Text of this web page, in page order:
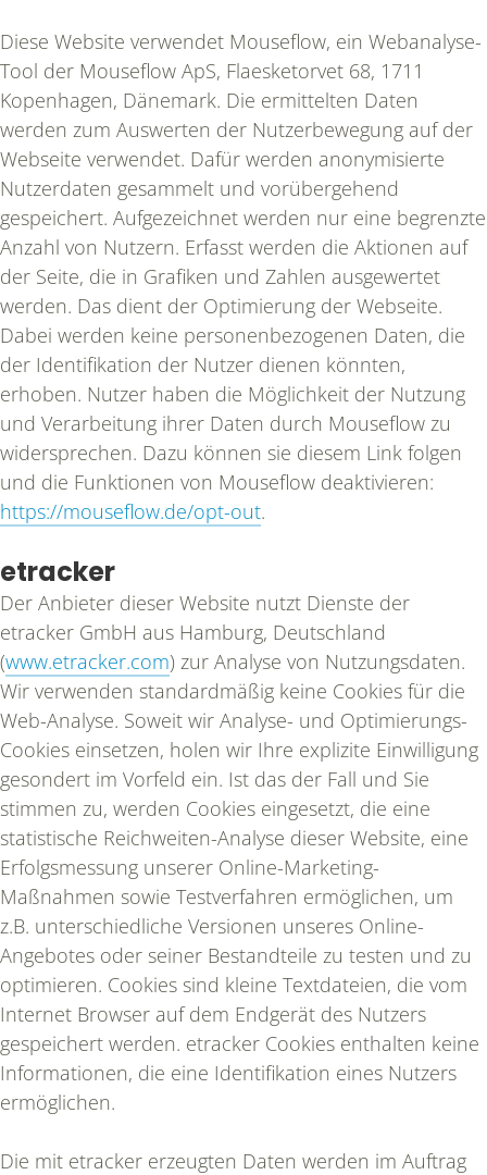
Diese Website verwendet Mouseflow, ein Webanalyse-
Tool der Mouseflow ApS, Flaesketorvet 68, 1711
Kopenhagen, Dänemark. Die ermittelten Daten
werden zum Auswerten der Nutzerbewegung auf der
Webseite verwendet. Dafür werden anonymisierte
Nutzerdaten gesammelt und vorübergehend
gespeichert. Aufgezeichnet werden nur eine begrenzte
Anzahl von Nutzern. Erfasst werden die Aktionen auf
der Seite, die in Grafiken und Zahlen ausgewertet
werden. Das dient der Optimierung der Webseite.
Dabei werden keine personenbezogenen Daten, die
der Identifikation der Nutzer dienen könnten,
erhoben. Nutzer haben die Möglichkeit der Nutzung
und Verarbeitung ihrer Daten durch Mouseflow zu
widersprechen. Dazu können sie diesem Link folgen
und die Funktionen von Mouseflow deaktivieren:
https://mouseflow.de/opt-out.
etracker
Der Anbieter dieser Website nutzt Dienste der
etracker GmbH aus Hamburg, Deutschland
(www.etracker.com) zur Analyse von Nutzungsdaten.
Wir verwenden standardmäßig keine Cookies für die
Web-Analyse. Soweit wir Analyse- und Optimierungs-
Cookies einsetzen, holen wir Ihre explizite Einwilligung
gesondert im Vorfeld ein. Ist das der Fall und Sie
stimmen zu, werden Cookies eingesetzt, die eine
statistische Reichweiten-Analyse dieser Website, eine
Erfolgsmessung unserer Online-Marketing-
Maßnahmen sowie Testverfahren ermöglichen, um
z.B. unterschiedliche Versionen unseres Online-
Angebotes oder seiner Bestandteile zu testen und zu
optimieren. Cookies sind kleine Textdateien, die vom
Internet Browser auf dem Endgerät des Nutzers
gespeichert werden. etracker Cookies enthalten keine
Informationen, die eine Identifikation eines Nutzers
ermöglichen.
Die mit etracker erzeugten Daten werden im Auftrag